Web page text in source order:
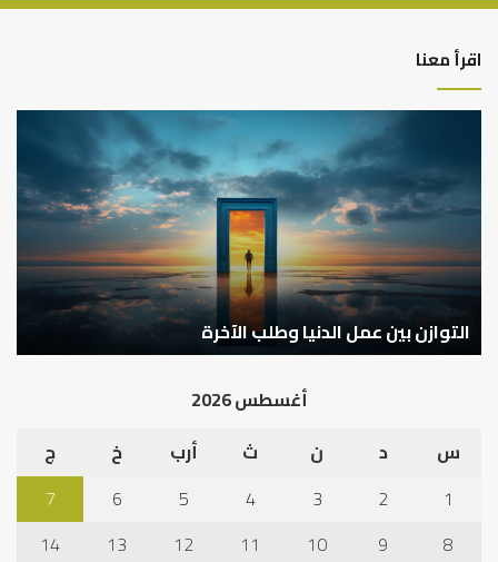
اقرأ معنا
كيف
العبادات
شخصية
الإنسان؟
كيف تشكل العبادات شخصية الإنسان؟
أغسطس 2026
س
د ن ث أرب خ
ج
1
2
3
4
5
6
7
8
9
10
11
12
13
14